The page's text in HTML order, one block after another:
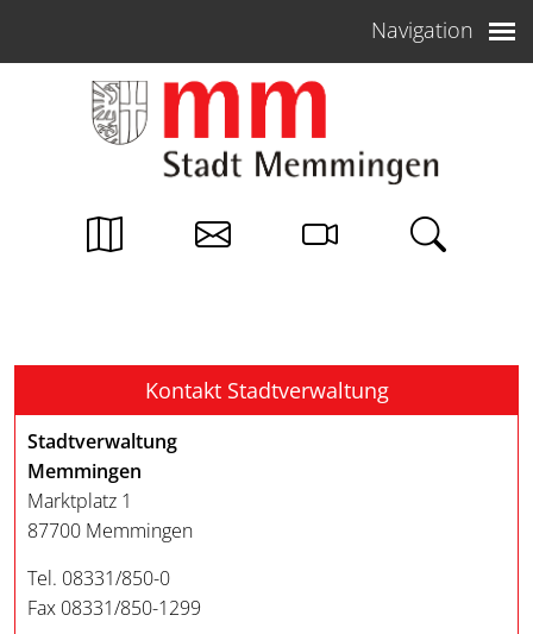
Navigation
Kontakt Stadtverwaltung
Stadtverwaltung
Memmingen
Marktplatz 1
87700 Memmingen
Tel. 08331/850-0
Fax 08331/850-1299